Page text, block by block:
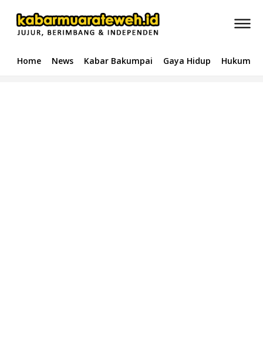
Home News Kabar Bakumpai Gaya Hidup Hukum &